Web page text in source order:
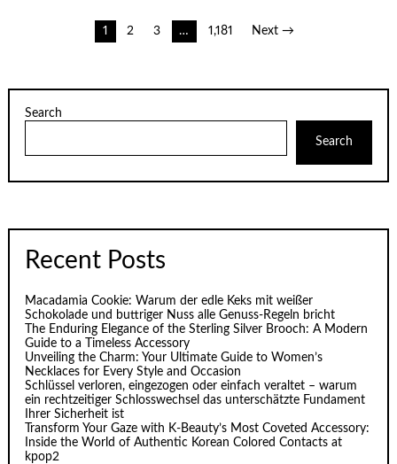
1 2 3 … 1,181 Next →
Search
Search
Recent Posts
Macadamia Cookie: Warum der edle Keks mit weißer
Schokolade und buttriger Nuss alle Genuss-Regeln bricht
The Enduring Elegance of the Sterling Silver Brooch: A Modern
Guide to a Timeless Accessory
Unveiling the Charm: Your Ultimate Guide to Women’s
Necklaces for Every Style and Occasion
Schlüssel verloren, eingezogen oder einfach veraltet – warum
ein rechtzeitiger Schlosswechsel das unterschätzte Fundament
Ihrer Sicherheit ist
Transform Your Gaze with K‑Beauty’s Most Coveted Accessory:
Inside the World of Authentic Korean Colored Contacts at
kpop2